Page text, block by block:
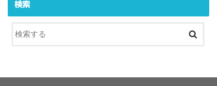
検索